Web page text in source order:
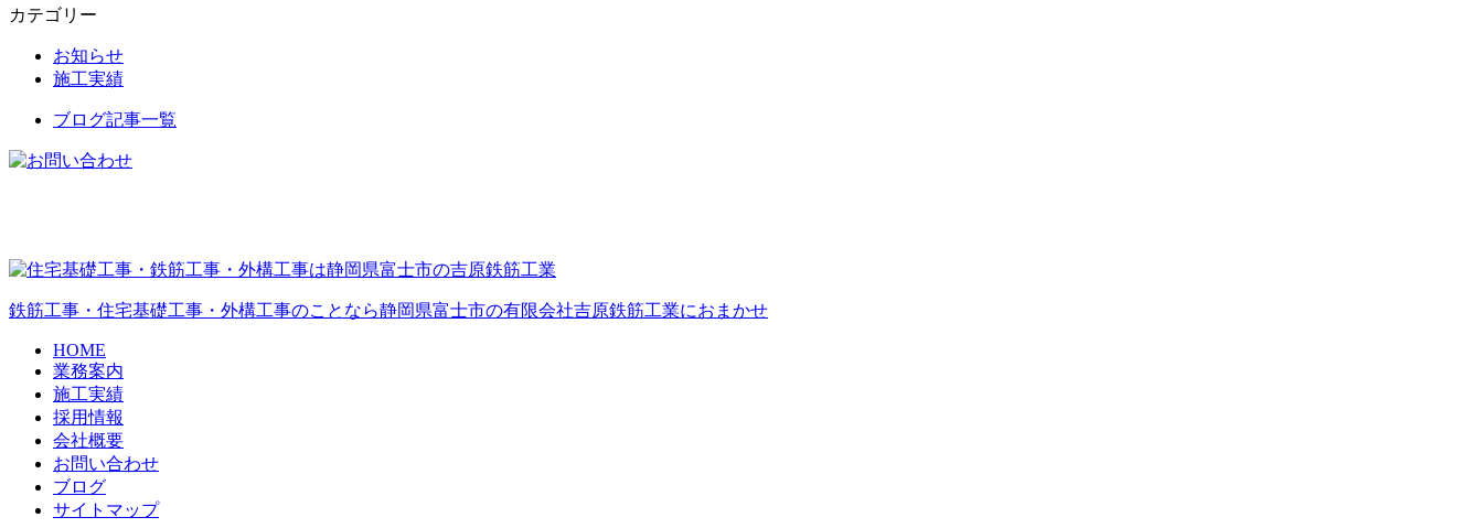
カテゴリー
お知らせ
施工実績
ブログ記事一覧
鉄筋工事・住宅基礎工事・外構工事のことなら静岡県富士市の有限会社吉原鉄筋工業におまかせ
HOME
業務案内
施工実績
採用情報
会社概要
お問い合わせ
ブログ
サイトマップ